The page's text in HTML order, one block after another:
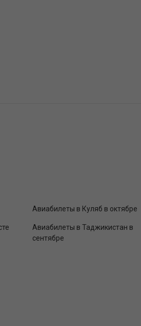
Авиабилеты в Куляб в октябре
Авиабилеты в Таджикистан в
сентябре